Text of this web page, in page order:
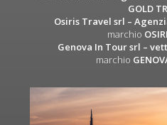
GOLD
Osiris Travel srl –
marchio
Genova In Tour srl –
marchio